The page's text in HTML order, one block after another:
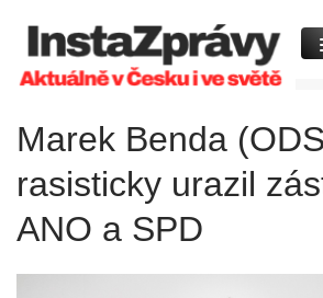
Marek Benda
rasisticky urazil
ANO a SPD